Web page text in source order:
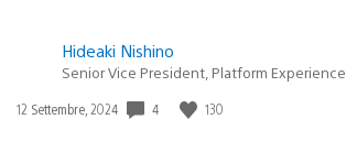
Hideaki Nishino
Senior Vice President, Platform Experience
Data
12 Settembre, 2024 4 130